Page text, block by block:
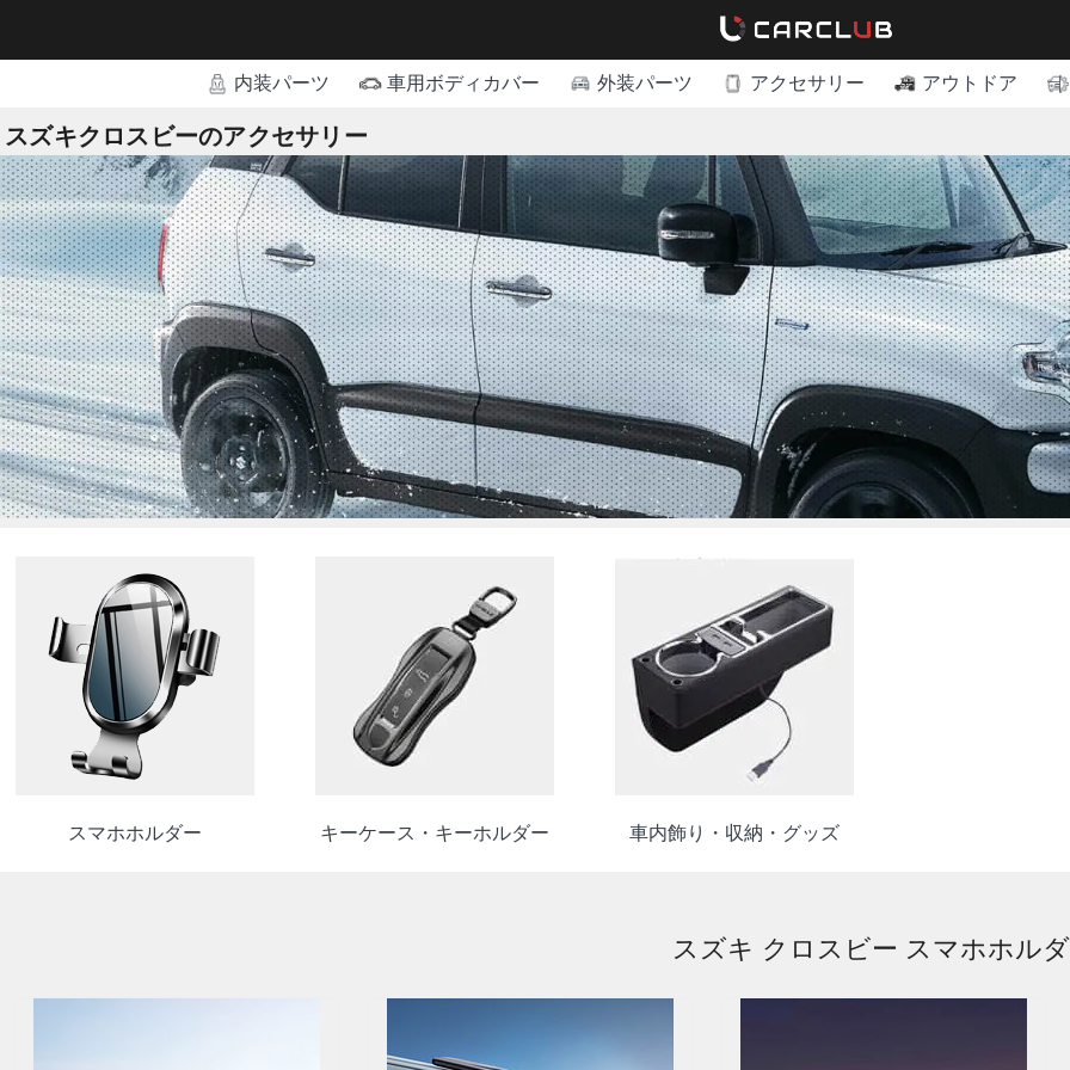
内装パーツ 車用ボディカバー 外装パーツ アクセサリー アウトドア
スズキクロスビーのアクセサリー
スマホホルダー キーケース・キーホルダー 車内飾り・収納・グッズ
スズキ クロスビー スマホホル